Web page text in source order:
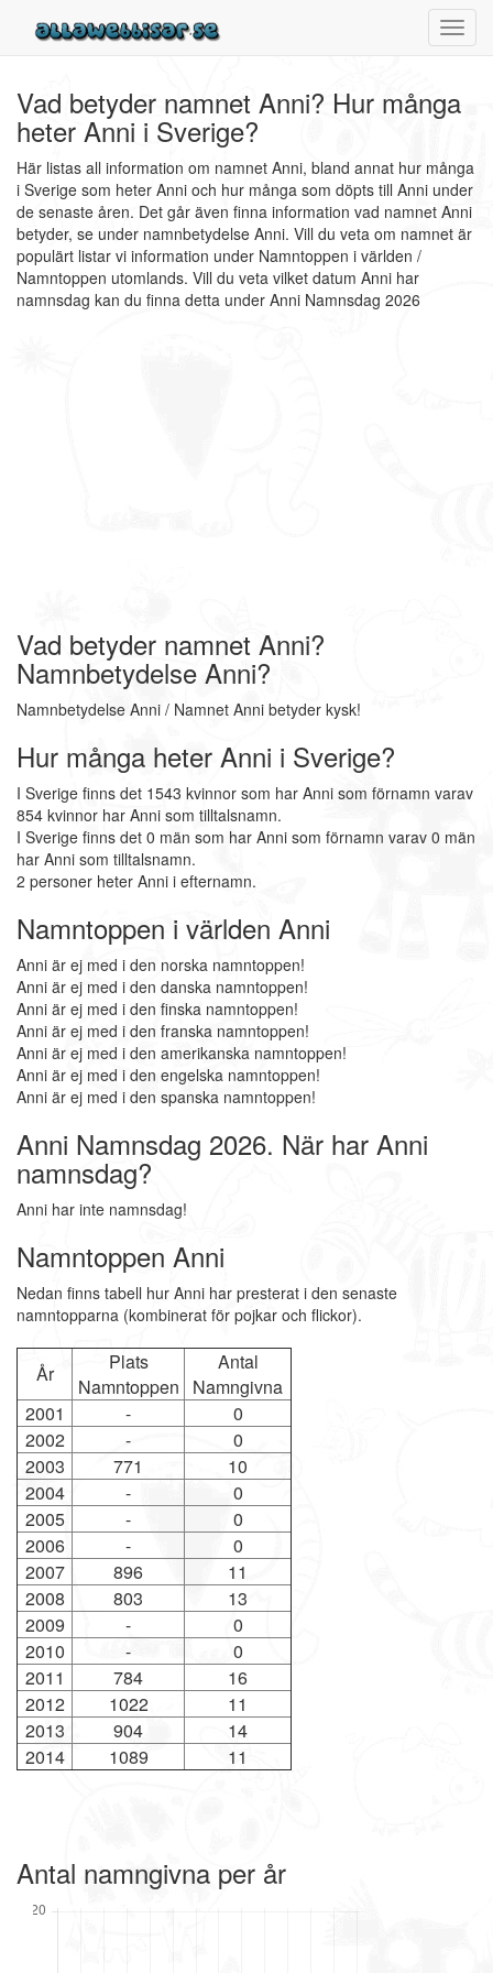
Vad betyder namnet Anni? Hur många
heter Anni i Sverige?
Här listas all information om namnet Anni, bland annat hur många
i Sverige som heter Anni och hur många som döpts till Anni under
de senaste åren. Det går även finna information vad namnet Anni
betyder, se under namnbetydelse Anni. Vill du veta om namnet är
populärt listar vi information under Namntoppen i världen /
Namntoppen utomlands. Vill du veta vilket datum Anni har
namnsdag kan du finna detta under Anni Namnsdag 2026
Vad betyder namnet Anni?
Namnbetydelse Anni?
Namnbetydelse Anni / Namnet Anni betyder kysk!
Hur många heter Anni i Sverige?
I Sverige finns det 1543 kvinnor som har Anni som förnamn varav
854 kvinnor har Anni som tilltalsnamn.
I Sverige finns det 0 män som har Anni som förnamn varav 0 män
har Anni som tilltalsnamn.
2 personer heter Anni i efternamn.
Namntoppen i världen Anni
Anni är ej med i den norska namntoppen!
Anni är ej med i den danska namntoppen!
Anni är ej med i den finska namntoppen!
Anni är ej med i den franska namntoppen!
Anni är ej med i den amerikanska namntoppen!
Anni är ej med i den engelska namntoppen!
Anni är ej med i den spanska namntoppen!
Anni Namnsdag 2026. När har Anni
namnsdag?
Anni har inte namnsdag!
Namntoppen Anni
Nedan finns tabell hur Anni har presterat i den senaste
namntopparna (kombinerat för pojkar och flickor).
År
Plats
Namntoppen
Antal
Namngivna
2001
-
0
2002
-
0
2003
771
10
2004
-
0
2005
-
0
2006
-
0
2007
896
11
2008
803
13
2009
-
0
2010
-
0
2011
784
16
2012
1022
11
2013
904
14
2014
1089 11
Antal namngivna per år